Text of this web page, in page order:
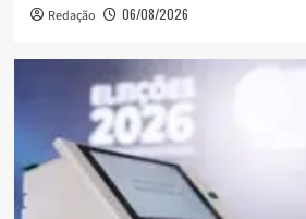
Redação 06/08/2026